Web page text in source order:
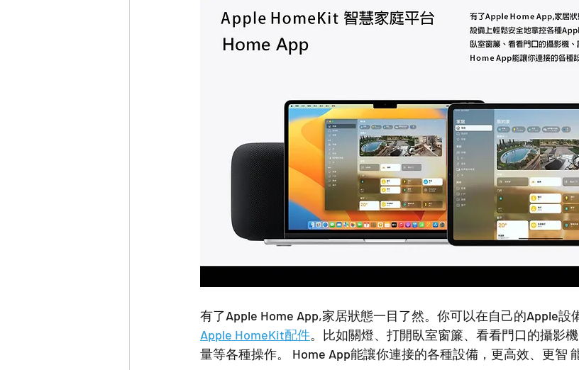
有了Apple Home App,家居狀態一目了然。你可以在自己的Apple設
Apple HomeKit配件。比如關燈、打開臥室窗簾、看看門口的攝影
量等各種操作。 Home App能讓你連接的各種設備，更高效、更智